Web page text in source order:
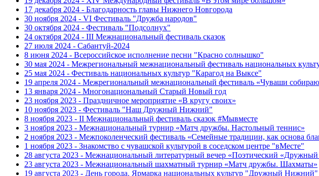
17 декабря 2024 - Благодарность главы Нижнего Новгорода
30 ноября 2024 - VI Фестиваль "Дружба народов"
30 октября 2024 - Фестиваль "Подсолнух"
24 октября 2024 - III Межнациональный фестиваль сказок
27 июля 2024 - Сабантуй-2024
8 июня 2024 - Всероссийское исполнение песни "Красно солнышко"
30 мая 2024 - Межрегиональный межнациональный фестиваль национальных
25 мая 2024 - Фестиваль национальных культур "Карагод на Выксе"
19 апреля 2024 - Межрегиональный межнациональный фестиваль «Чуваши
13 января 2024 - Многонациональный Старый Новый год
23 ноября 2023 - Праздничное мероприятие «В кругу своих»
10 ноября 2023 - Фестиваль "Наш Дружный Нижний"
8 ноября 2023 - II Межнациональный фестиваль сказок #Мывместе
3 ноября 2023 - Межнациональный турнир «Матч дружбы. Настольный теннис»
2 ноября 2023 - Межпоколенческий фестиваль «Семейные традиции, как основа
1 ноября 2023 - Знакомство с чувашской культурой в соседском центре "вМесте"
28 августа 2023 - Межнациональный литературный вечер «Поэтический
23 августа 2023 - Межнациональный шахматный турнир «Матч дружбы. Шахматы»
19 августа 2023 - День города. Ярмарка национальных культур "Дружный Нижний"